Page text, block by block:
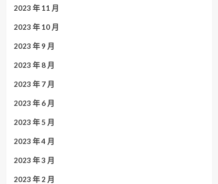
2023 年 11 月
2023 年 10 月
2023 年 9 月
2023 年 8 月
2023 年 7 月
2023 年 6 月
2023 年 5 月
2023 年 4 月
2023 年 3 月
2023 年 2 月